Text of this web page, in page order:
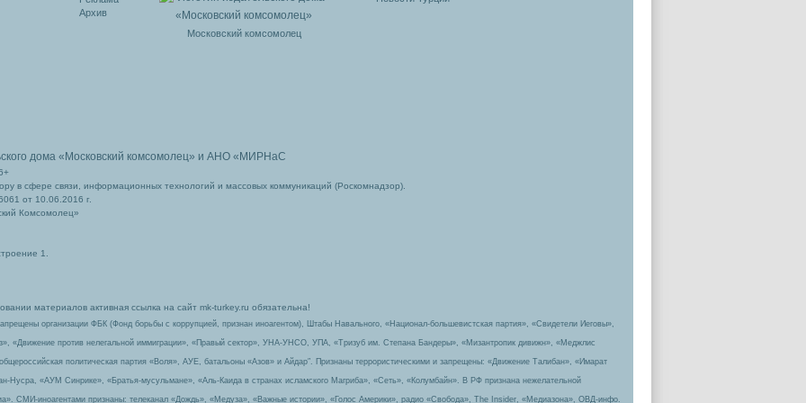
Архив
Московский комсомолец
дома «Московский комсомолец» и АНО «МИРНаС
в сфере связи, информационных технологий и массовых коммуникаций (Роскомнадзор).
от 10.06.2016 г.
Комсомолец»
1.
материалов активная ссылка на сайт mk-turkey.ru обязательна!
организации ФБК (Фонд борьбы с коррупцией, признан иноагентом), Штабы Навального, «Национал-большевистская партия», «Свидетели Иеговы»,
«Движение против нелегальной иммиграции», «Правый сектор», УНА-УНСО, УПА, «Тризуб им. Степана Бандеры», «Мизантропик дивижн», «Меджлис
политическая партия «Воля», АУЕ, батальоны «Азов» и Айдар″. Признаны террористическими и запрещены: «Движение Талибан», «Имарат
Нусра, «АУМ Синрике», «Братья-мусульмане», «Аль-Каида в странах исламского Магриба», «Сеть», «Колумбайн». В РФ признана нежелательной
СМИ-иноагентами признаны: телеканал «Дождь», «Медуза», «Важные истории», «Голос Америки», радио «Свобода», The Insider, «Медиазона», ОВД-инфо.